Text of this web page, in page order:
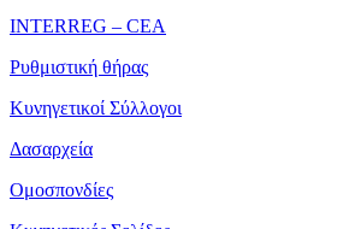
ΙΝΤΕRREG – CEA
Ρυθμιστική θήρας
Κυνηγετικοί Σύλλογοι
Δασαρχεία
Ομοσπονδίες